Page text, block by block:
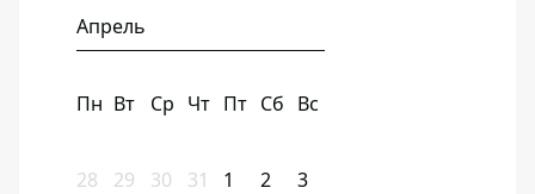
Апрель
Пн Вт Ср Чт Пт Сб Вс
28 29 30 31 1 2 3